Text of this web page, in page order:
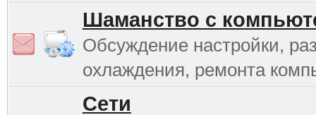
Шаманство с
Обсуждение настройки,
охлаждения, ремонта
Сети